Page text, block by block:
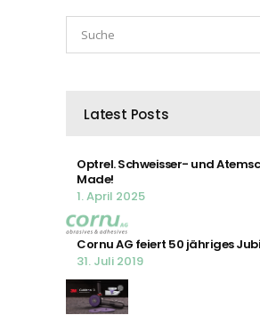
Latest Posts
Optrel. Schweisser- und
Made!
1. April 2025
Cornu AG feiert 50 jähriges
31. Juli 2019